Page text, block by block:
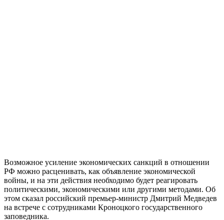
Возможное усиление экономических санкций в отношении
РФ можно расценивать, как объявление экономической
войны, и на эти действия необходимо будет реагировать
политическими, экономическими или другими методами. Об
этом сказал российский премьер-министр Дмитрий Медведев
на встрече с сотрудниками Кроноцкого государственного
заповедника.